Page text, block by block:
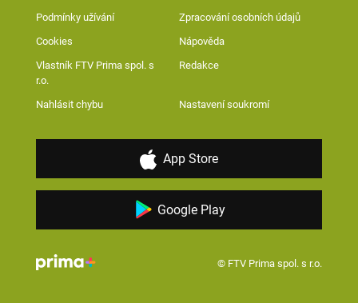
Podmínky užívání Zpracování osobních údajů
Cookies Nápověda
Vlastník FTV Prima spol. s
r.o.
Redakce
Nahlásit chybu Nastavení soukromí
App Store
Google Play
© FTV Prima spol. s r.o.